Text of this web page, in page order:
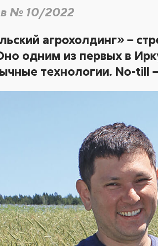
в № 10/2022
агрохолдинг» –
одним из первых в
технологии. No-till